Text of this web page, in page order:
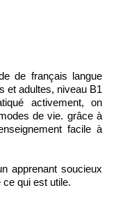
de français langue
et adultes, niveau B1
activement, on
de vie. grâce à
facile à
apprenant soucieux
qui est utile.